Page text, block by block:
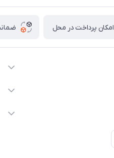
امکان پرداخت در محل